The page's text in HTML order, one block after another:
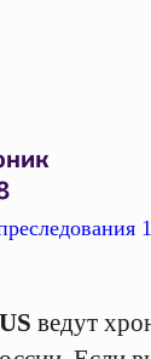
ведут